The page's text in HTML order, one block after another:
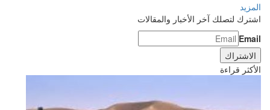
المزيد
اشترك لتصلك آخر الأخبار والمقالات
Email
الأكثر قراءة